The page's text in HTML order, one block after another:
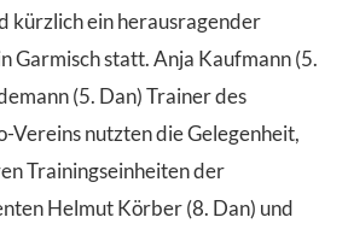
kürzlich ein herausragender
Garmisch statt. Anja Kaufmann (5.
(5. Dan) Trainer des
Vereins nutzten die Gelegenheit,
Trainingseinheiten der
Helmut Körber (8. Dan) und